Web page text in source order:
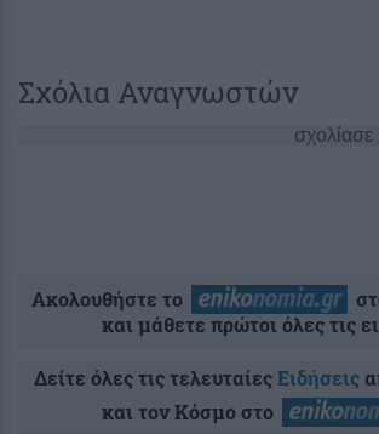
Σχόλια Αναγνωστών
σχολίασε
Ακολουθήστε το
και μάθετε πρώτοι όλες τις
Δείτε όλες τις τελευταίεςΕιδήσεις
και τον Κόσμο στο